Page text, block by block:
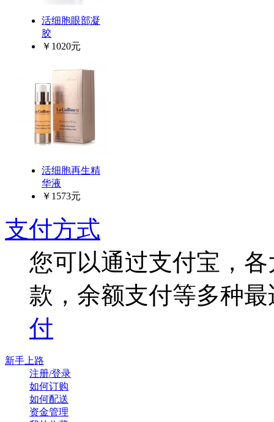
活细胞眼部凝
胶
￥1020元
活细胞再生精
华液
￥1573元
支付方式
您可以通过支付宝，
款，余额支付等多种
付
新手上路
注册/登录
如何订购
如何配送
资金管理